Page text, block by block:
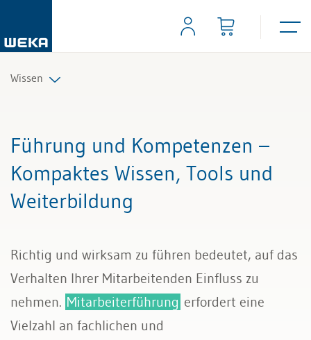
Wissen
Management
Führung & Kompetenzen
Recht
Bau & Immobilien
Führung und Kompetenzen –
Kompaktes Wissen, Tools und
Weiterbildung
Richtig und wirksam zu führen bedeutet, auf das
Verhalten Ihrer Mitarbeitenden Einfluss zu
nehmen. Mitarbeiterführung erfordert eine
Vielzahl an fachlichen und